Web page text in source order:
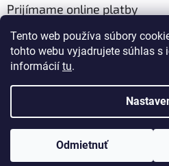
Tento web používa súbory
tohto webu vyjadrujete súhlas s
informácií tu.
Odmietnuť
Prijímame online platby
Vytvoril
Copyright 2026 .